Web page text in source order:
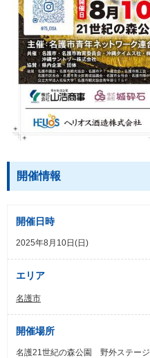
開催情報
開催日時
2025年8月10日(日)
エリア
名護市
開催場所
名護21世紀の森公園 野外ステージ